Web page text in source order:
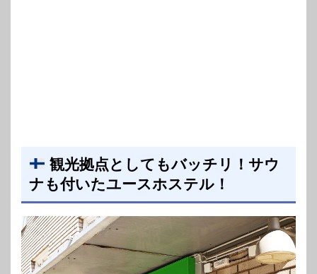
観光拠点としてもバッチリ！サウ
ナも付いたユースホステル！